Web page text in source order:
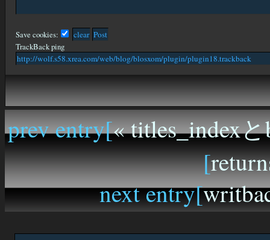
Save cookies:
TrackBack ping
prev entry[« titles_index
[
next entry[